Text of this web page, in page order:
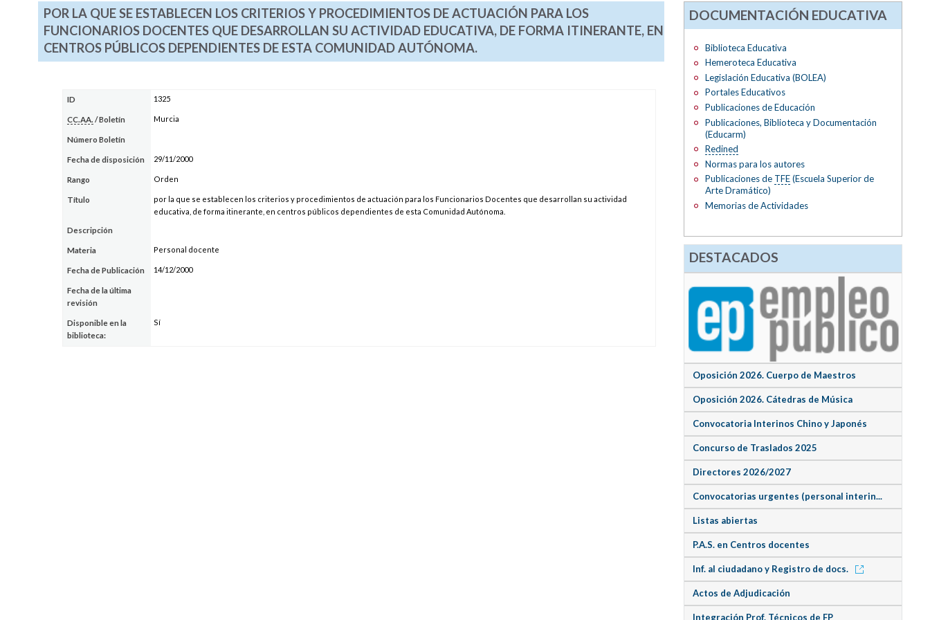
POR LA QUE SE ESTABLECEN LOS CRITERIOS Y PROCEDIMIENTOS DE ACTUACIÓN PARA LOS
FUNCIONARIOS DOCENTES QUE DESARROLLAN SU ACTIVIDAD EDUCATIVA, DE FORMA ITINERANTE, EN
CENTROS PÚBLICOS DEPENDIENTES DE ESTA COMUNIDAD AUTÓNOMA.
ID 1325
CC.AA. / Boletín Murcia
Número Boletín
Fecha de disposición 29/11/2000
Rango Orden
Título
por la que se establecen los criterios y procedimientos de actuación para los Funcionarios Docentes que desarrollan su actividad
educativa, de forma itinerante, en centros públicos dependientes de esta Comunidad Autónoma.
Descripción
Materia Personal docente
Fecha de Publicación 14/12/2000
Fecha de la última
revisión
Disponible en la
biblioteca:
Sí
DOCUMENTACIÓN EDUCATIVA
Biblioteca Educativa
Hemeroteca Educativa
Legislación Educativa (BOLEA)
Portales Educativos
Publicaciones de Educación
Publicaciones, Biblioteca y Documentación
(Educarm)
Redined
Normas para los autores
Publicaciones de TFE(Escuela Superior de
Arte Dramático)
Memorias de Actividades
DESTACADOS
Oposición 2026. Cuerpo de Maestros
Oposición 2026. Cátedras de Música
Convocatoria Interinos Chino y Japonés
Concurso de Traslados 2025
Directores 2026/2027
Convocatorias urgentes (personal interin...
Listas abiertas
P.A.S. en Centros docentes
Inf. al ciudadano y Registro de docs.
Actos de Adjudicación
Integración Prof. Técnicos de FP